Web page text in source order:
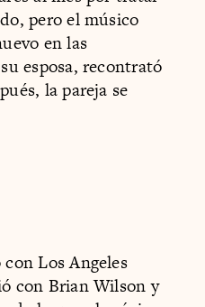
pero el músico
en las
esposa, recontrató
la pareja se
con Los Angeles
con Brian Wilson y